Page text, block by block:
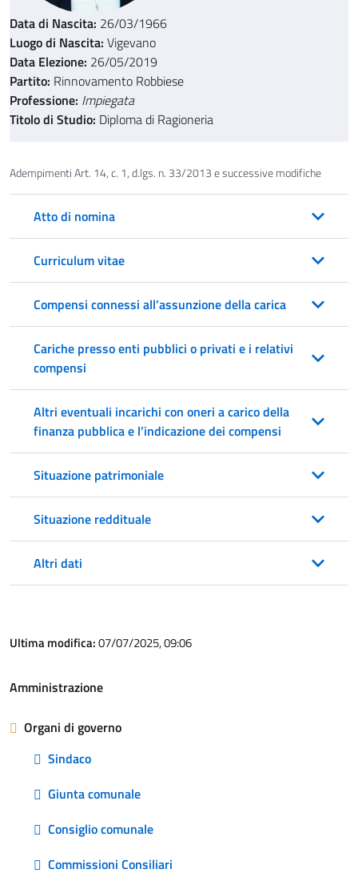
Data di Nascita: 26/03/1966
Luogo di Nascita: Vigevano
Data Elezione: 26/05/2019
Partito: Rinnovamento Robbiese
Professione: Impiegata
Titolo di Studio: Diploma di Ragioneria
Adempimenti Art. 14, c. 1, d.lgs. n. 33/2013 e successive modifiche
Atto di nomina
Curriculum vitae
Compensi connessi all’assunzione della carica
Cariche presso enti pubblici o privati e i relativi
compensi
Altri eventuali incarichi con oneri a carico della
finanza pubblica e l’indicazione dei compensi
Situazione patrimoniale
Situazione reddituale
Altri dati
Ultima modifica:07/07/2025, 09:06
Amministrazione
Organi di governo
Sindaco
Giunta comunale
Consiglio comunale
Commissioni Consiliari